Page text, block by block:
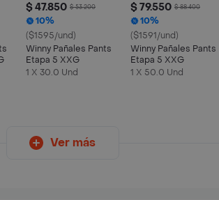
$ 47.850 $ 53.200
10%
($1595/und)
Winny Pañales Pants
Etapa 5 XXG
1 X 30.0 Und
$ 79.550 $ 88.400
10%
($1591/und)
Winny Pañales Pants
Etapa 5 XXG
1 X 50.0 Und
Ver más